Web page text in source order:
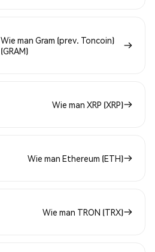
Wie man Gram (prev. Toncoin)
(GRAM)
Wie man XRP (XRP)
Wie man Ethereum (ETH)
Wie man TRON (TRX)